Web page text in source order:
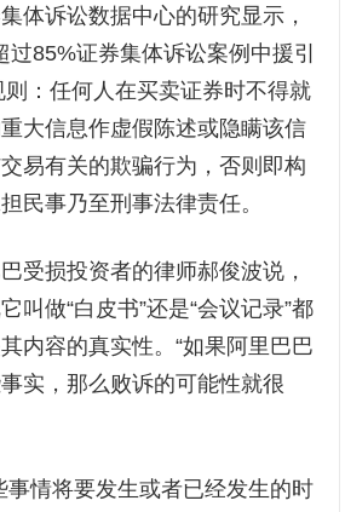
体诉讼数据中心的研究显示，
85%证券集体诉讼案例中援引
则：任何人在买卖证券时不得就
大信息作虚假陈述或隐瞒该信
易有关的欺骗行为，否则即构
民事乃至刑事法律责任。
受损投资者的律师郝俊波说，
叫做“白皮书”还是“会议记录”都
内容的真实性。“如果阿里巴巴
实，那么败诉的可能性就很
事情将要发生或者已经发生的时